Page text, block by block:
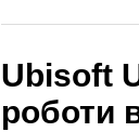
Ubisoft
роботи в